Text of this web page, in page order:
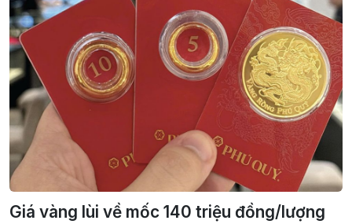
Giá vàng lùi về mốc 140 triệu đồng/lượng